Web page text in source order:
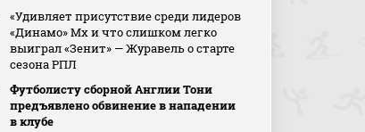
«Удивляет присутствие среди лидеров
«Динамо» Мх и что слишком легко
выиграл «Зенит» — Журавель о старте
сезона РПЛ
Футболисту сборной Англии Тони
предъявлено обвинение в нападении
в клубе